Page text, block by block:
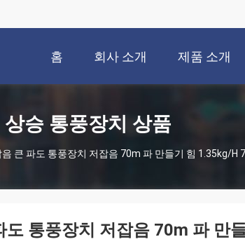
홈 회사 소개 제품 소개
상승 통풍장치 상품
음 큰 파도 통풍장치 저잡음 70m 파 만들기 힘 1.35kg/H
도 통풍장치 저잡음 70m 파 만